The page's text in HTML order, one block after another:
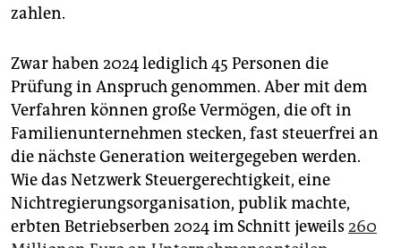
zahlen.
Zwar haben 2024 lediglich 45 Personen die
Prüfung in Anspruch genommen. Aber mit dem
Verfahren können große Vermögen, die oft in
Familienunternehmen stecken, fast steuerfrei an
die nächste Generation weitergegeben werden.
Wie das Netzwerk Steuergerechtigkeit, eine
Nichtregierungsorganisation, publik machte,
erbten Betriebserben 2024 im Schnitt jeweils 260